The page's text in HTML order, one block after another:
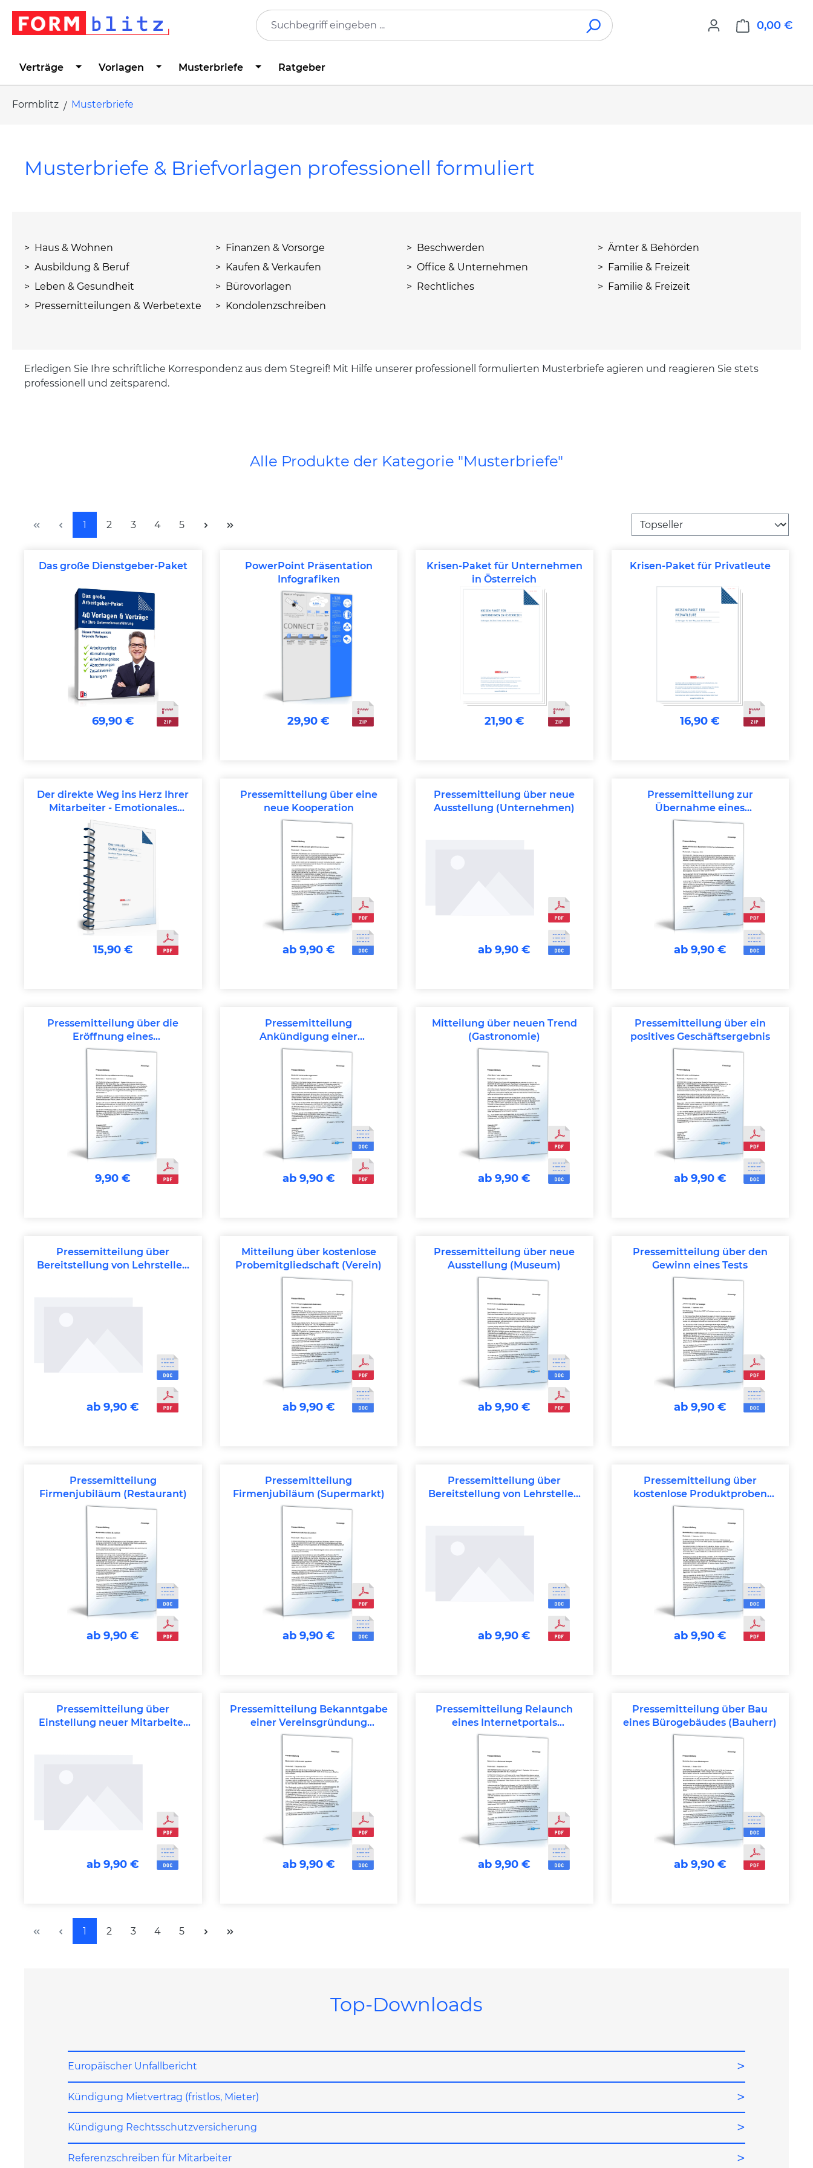
Zur Hauptnavigation springen
0,00 €
Verträge Vorlagen Musterbriefe Ratgeber
Formblitz Musterbriefe
Musterbriefe & Briefvorlagen professionell formuliert
> Haus & Wohnen > Finanzen & Vorsorge > Beschwerden
> Ämter & Behörden
> Ausbildung & Beruf
> Kaufen & Verkaufen > Office & Unternehmen
> Familie & Freizeit
> Leben & Gesundheit
> Bürovorlagen > Rechtliches
> Familie & Freizeit
> Pressemitteilungen & Werbetexte
> Kondolenzschreiben
Erledigen Sie Ihre schriftliche Korrespondenz aus dem Stegreif! Mit Hilfe unserer professionell formulierten Musterbriefe agieren und reagieren Sie stets
professionell und zeitsparend.
Alle Produkte der Kategorie "Musterbriefe"
Seite
1 Seite
2 Seite
3 Seite
4 Seite
5
Das große Dienstgeber-Paket
69,90 €
PowerPoint Präsentation
Infografiken
29,90 €
Krisen-Paket für Unternehmen
in Österreich
21,90 €
Krisen-Paket für Privatleute
16,90 €
Der direkte Weg ins Herz Ihrer
Mitarbeiter - Emotionales
Change Management
15,90 €
Pressemitteilung über eine
neue Kooperation
ab 9,90 €
Pressemitteilung über neue
Ausstellung (Unternehmen)
ab 9,90 €
Pressemitteilung zur
Übernahme eines
Mitbewerbers
ab 9,90 €
Pressemitteilung über die
Eröffnung eines
Versicherungsbüros
9,90 €
Pressemitteilung
Ankündigung einer
Verkaufsveranstaltung
ab 9,90 €
Mitteilung über neuen Trend
(Gastronomie)
ab 9,90 €
Pressemitteilung über ein
positives Geschäftsergebnis
ab 9,90 €
Pressemitteilung über
Bereitstellung von Lehrstellen
ab 9,90 €
Mitteilung über kostenlose
Probemitgliedschaft (Verein)
ab 9,90 €
Pressemitteilung über neue
Ausstellung (Museum)
ab 9,90 €
Pressemitteilung über den
Gewinn eines Tests
ab 9,90 €
Pressemitteilung
Firmenjubiläum (Restaurant)
ab 9,90 €
Pressemitteilung
Firmenjubiläum (Supermarkt)
ab 9,90 €
Pressemitteilung über
Bereitstellung von Lehrstellen
ab 9,90 €
Pressemitteilung über
kostenlose Produktproben
(Unternehmen)
ab 9,90 €
Pressemitteilung über
Einstellung neuer Mitarbeiter
ab 9,90 €
Pressemitteilung Bekanntgabe
einer Vereinsgründung
(Sportverein)
ab 9,90 €
Pressemitteilung Relaunch
eines Internetportals
(Infoportal)
ab 9,90 €
Pressemitteilung über Bau
eines Bürogebäudes (Bauherr)
ab 9,90 €
Seite
1 Seite
2 Seite
3 Seite
4 Seite
5
Top-Downloads
Europäischer Unfallbericht
Kündigung Mietvertrag (fristlos, Mieter)
Kündigung Rechtsschutzversicherung
Referenzschreiben für Mitarbeiter